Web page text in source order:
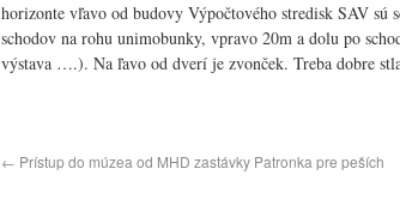
horizonte vľavo od budovy Výpočtového stredisk SAV sú
schodov na rohu unimobunky, vpravo 20m a dolu po
výstava ….). Na ľavo od dverí je zvonček. Treba dobre
← Prístup do múzea od MHD zastávky Patronka pre peších